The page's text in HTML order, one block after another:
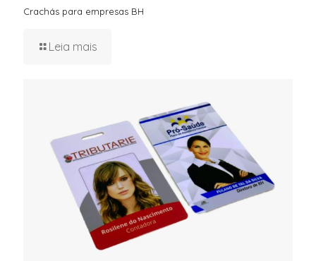
Crachás para empresas BH
Leia mais